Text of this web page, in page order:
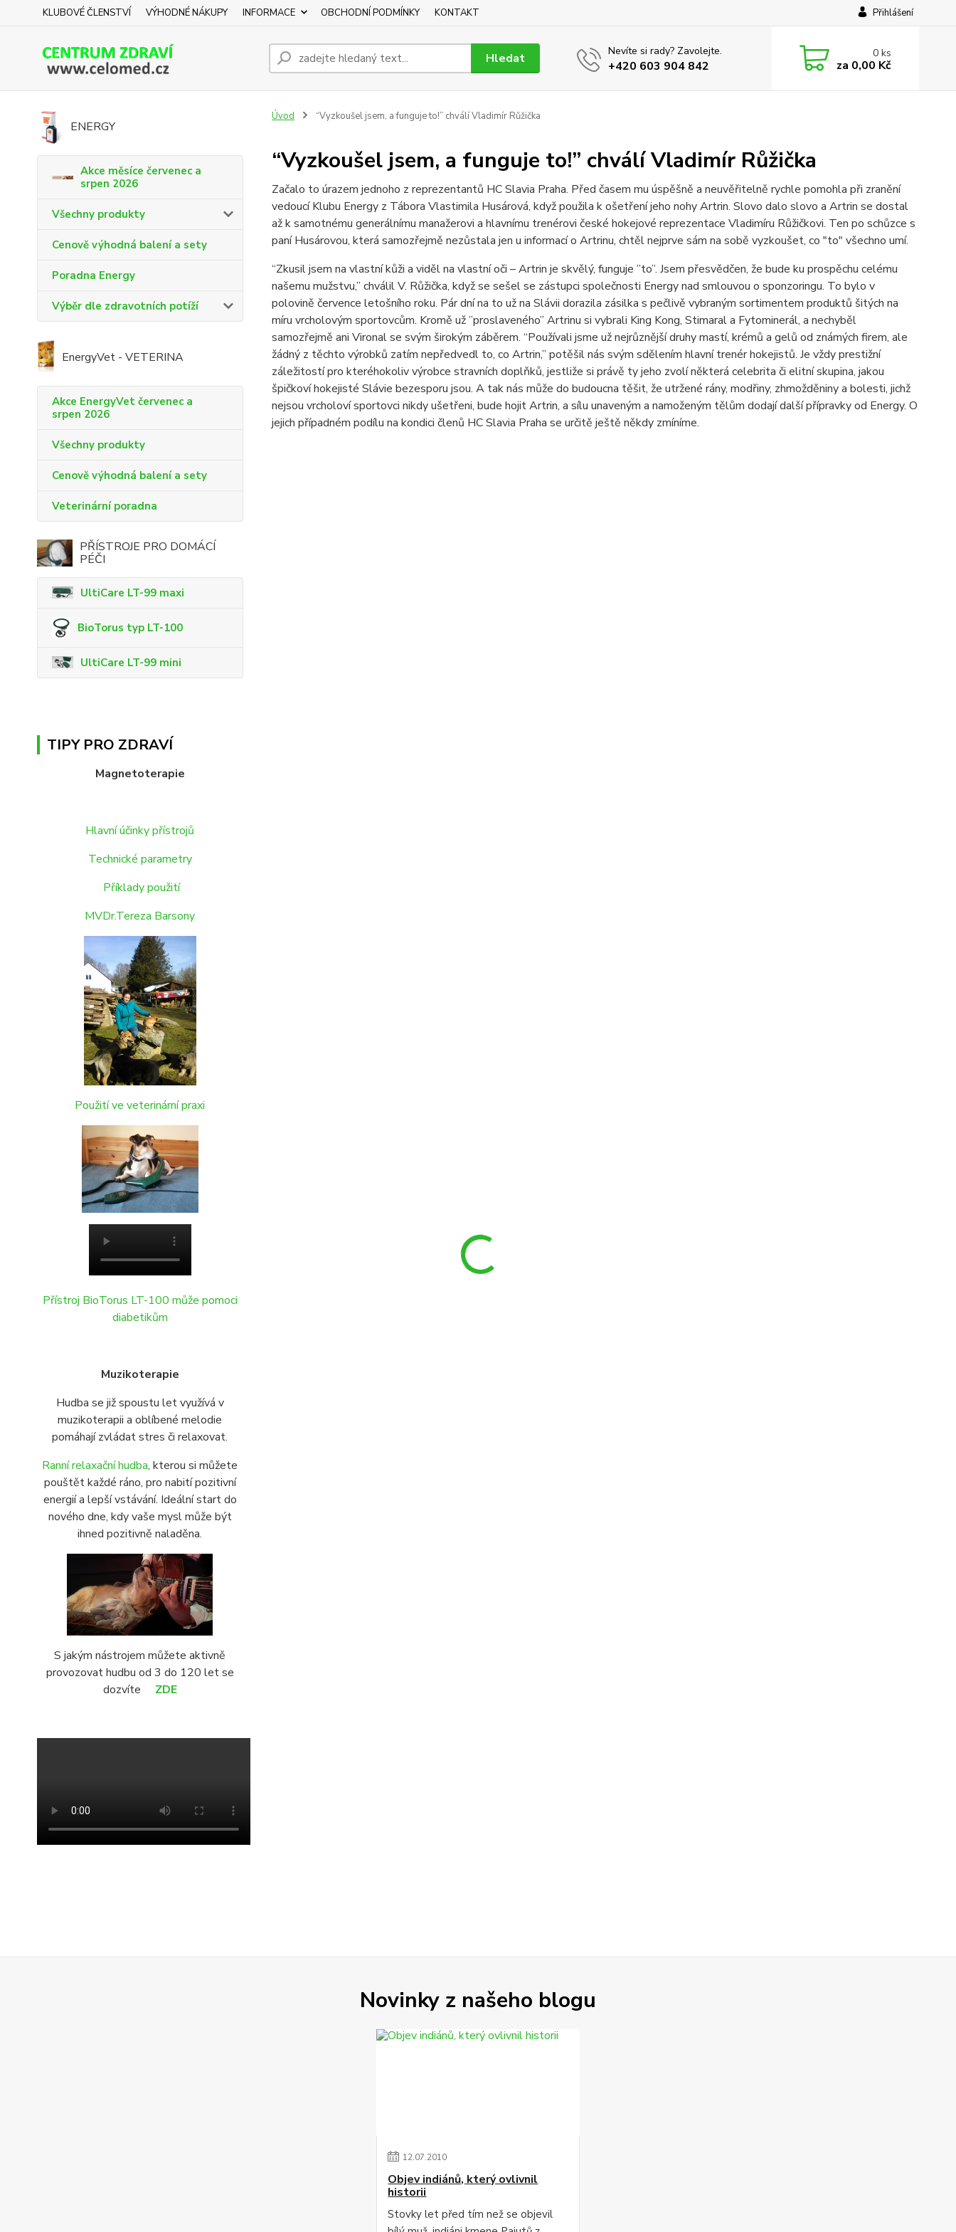
KLUBOVÉ ČLENSTVÍ VÝHODNÉ NÁKUPY INFORMACE OBCHODNÍ PODMÍNKY KONTAKT Přihlášení
Hledat Nevíte si rady? Zavolejte.
+420 603 904 842
0ks
za 0,00 Kč
ENERGY
Akce měsíce červenec a
srpen 2026
Všechny produkty
Cenově výhodná balení a sety
Poradna Energy
Výběr dle zdravotních potíží
EnergyVet - VETERINA
Akce EnergyVet červenec a
srpen 2026
Všechny produkty
Cenově výhodná balení a sety
Veterinární poradna
PŘÍSTROJE PRO DOMÁCÍ
PÉČI
UltiCare LT-99 maxi
BioTorus typ LT-100
UltiCare LT-99 mini
TIPY PRO ZDRAVÍ
Magnetoterapie
Hlavní účinky přístrojů
Technické parametry
Příklady použití
MVDr.Tereza Barsony
Použití ve veterinární praxi
Přístroj BioTorus LT-100 může pomoci
diabetikům
Muzikoterapie
Hudba se již spoustu let využívá v
muzikoterapii a oblíbené melodie
pomáhají zvládat stres či relaxovat.
Ranní relaxační hudba, kterou si můžete
pouštět každé ráno, pro nabití pozitivní
energií a lepší vstávání. Ideální start do
nového dne, kdy vaše mysl může být
ihned pozitivně naladěna.
S jakým nástrojem můžete aktivně
provozovat hudbu od 3 do 120 let se
dozvíte ZDE
Úvod “Vyzkoušel jsem, a funguje to!” chválí Vladimír Růžička
“Vyzkoušel jsem, a funguje to!” chválí Vladimír Růžička
Začalo to úrazem jednoho z reprezentantů HC Slavia Praha. Před časem mu úspěšně a neuvěřitelně rychle pomohla při zranění
vedoucí Klubu Energy z Tábora Vlastimila Husárová, když použila k ošetření jeho nohy Artrin. Slovo dalo slovo a Artrin se dostal
až k samotnému generálnímu manažerovi a hlavnímu trenérovi české hokejové reprezentace Vladimíru Růžičkovi. Ten po schůzce s
paní Husárovou, která samozřejmě nezůstala jen u informací o Artrinu, chtěl nejprve sám na sobě vyzkoušet, co "to" všechno umí.
“Zkusil jsem na vlastní kůži a viděl na vlastní oči – Artrin je skvělý, funguje ”to”. Jsem přesvědčen, že bude ku prospěchu celému
našemu mužstvu,” chválil V. Růžička, když se sešel se zástupci společnosti Energy nad smlouvou o sponzoringu. To bylo v
polovině července letošního roku. Pár dní na to už na Slávii dorazila zásilka s pečlivě vybraným sortimentem produktů šitých na
míru vrcholovým sportovcům. Kromě už ”proslaveného” Artrinu si vybrali King Kong, Stimaral a Fytominerál, a nechyběl
samozřejmě ani Vironal se svým širokým záběrem. “Používali jsme už nejrůznější druhy mastí, krémů a gelů od známých firem, ale
žádný z těchto výrobků zatím nepředvedl to, co Artrin,” potěšil nás svým sdělením hlavní trenér hokejistů. Je vždy prestižní
záležitostí pro kteréhokoliv výrobce stravních doplňků, jestliže si právě ty jeho zvolí některá celebrita či elitní skupina, jakou
špičkoví hokejisté Slávie bezesporu jsou. A tak nás může do budoucna těšit, že utržené rány, modřiny, zhmožděniny a bolesti, jichž
nejsou vrcholoví sportovci nikdy ušetřeni, bude hojit Artrin, a sílu unaveným a namoženým tělům dodají další přípravky od Energy. O
jejich případném podílu na kondici členů HC Slavia Praha se určitě ještě někdy zmíníme.
Novinky z našeho blogu
12.07.2010
Objev indiánů, který ovlivnil
historii
Stovky let před tím než se objevil